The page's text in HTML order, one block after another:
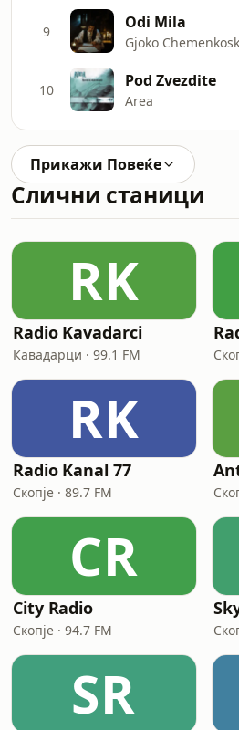
9 Odi Mila
Gjoko
10 Pod Zvezdite
Area
Прикажи Повеќе
Слични станици
RK
Radio Kavadarci
Кавадарци · 99.1 FM
RK
Radio Kanal 77
Скопје · 89.7 FM
CR
City Radio
Скопје · 94.7 FM
SR